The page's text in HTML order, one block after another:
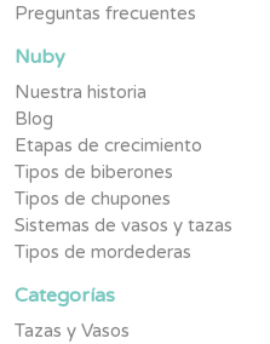
Preguntas frecuentes
Nuby
Nuestra historia
Blog
Etapas de crecimiento
Tipos de biberones
Tipos de chupones
Sistemas de vasos y tazas
Tipos de mordederas
Categorías
Tazas y Vasos